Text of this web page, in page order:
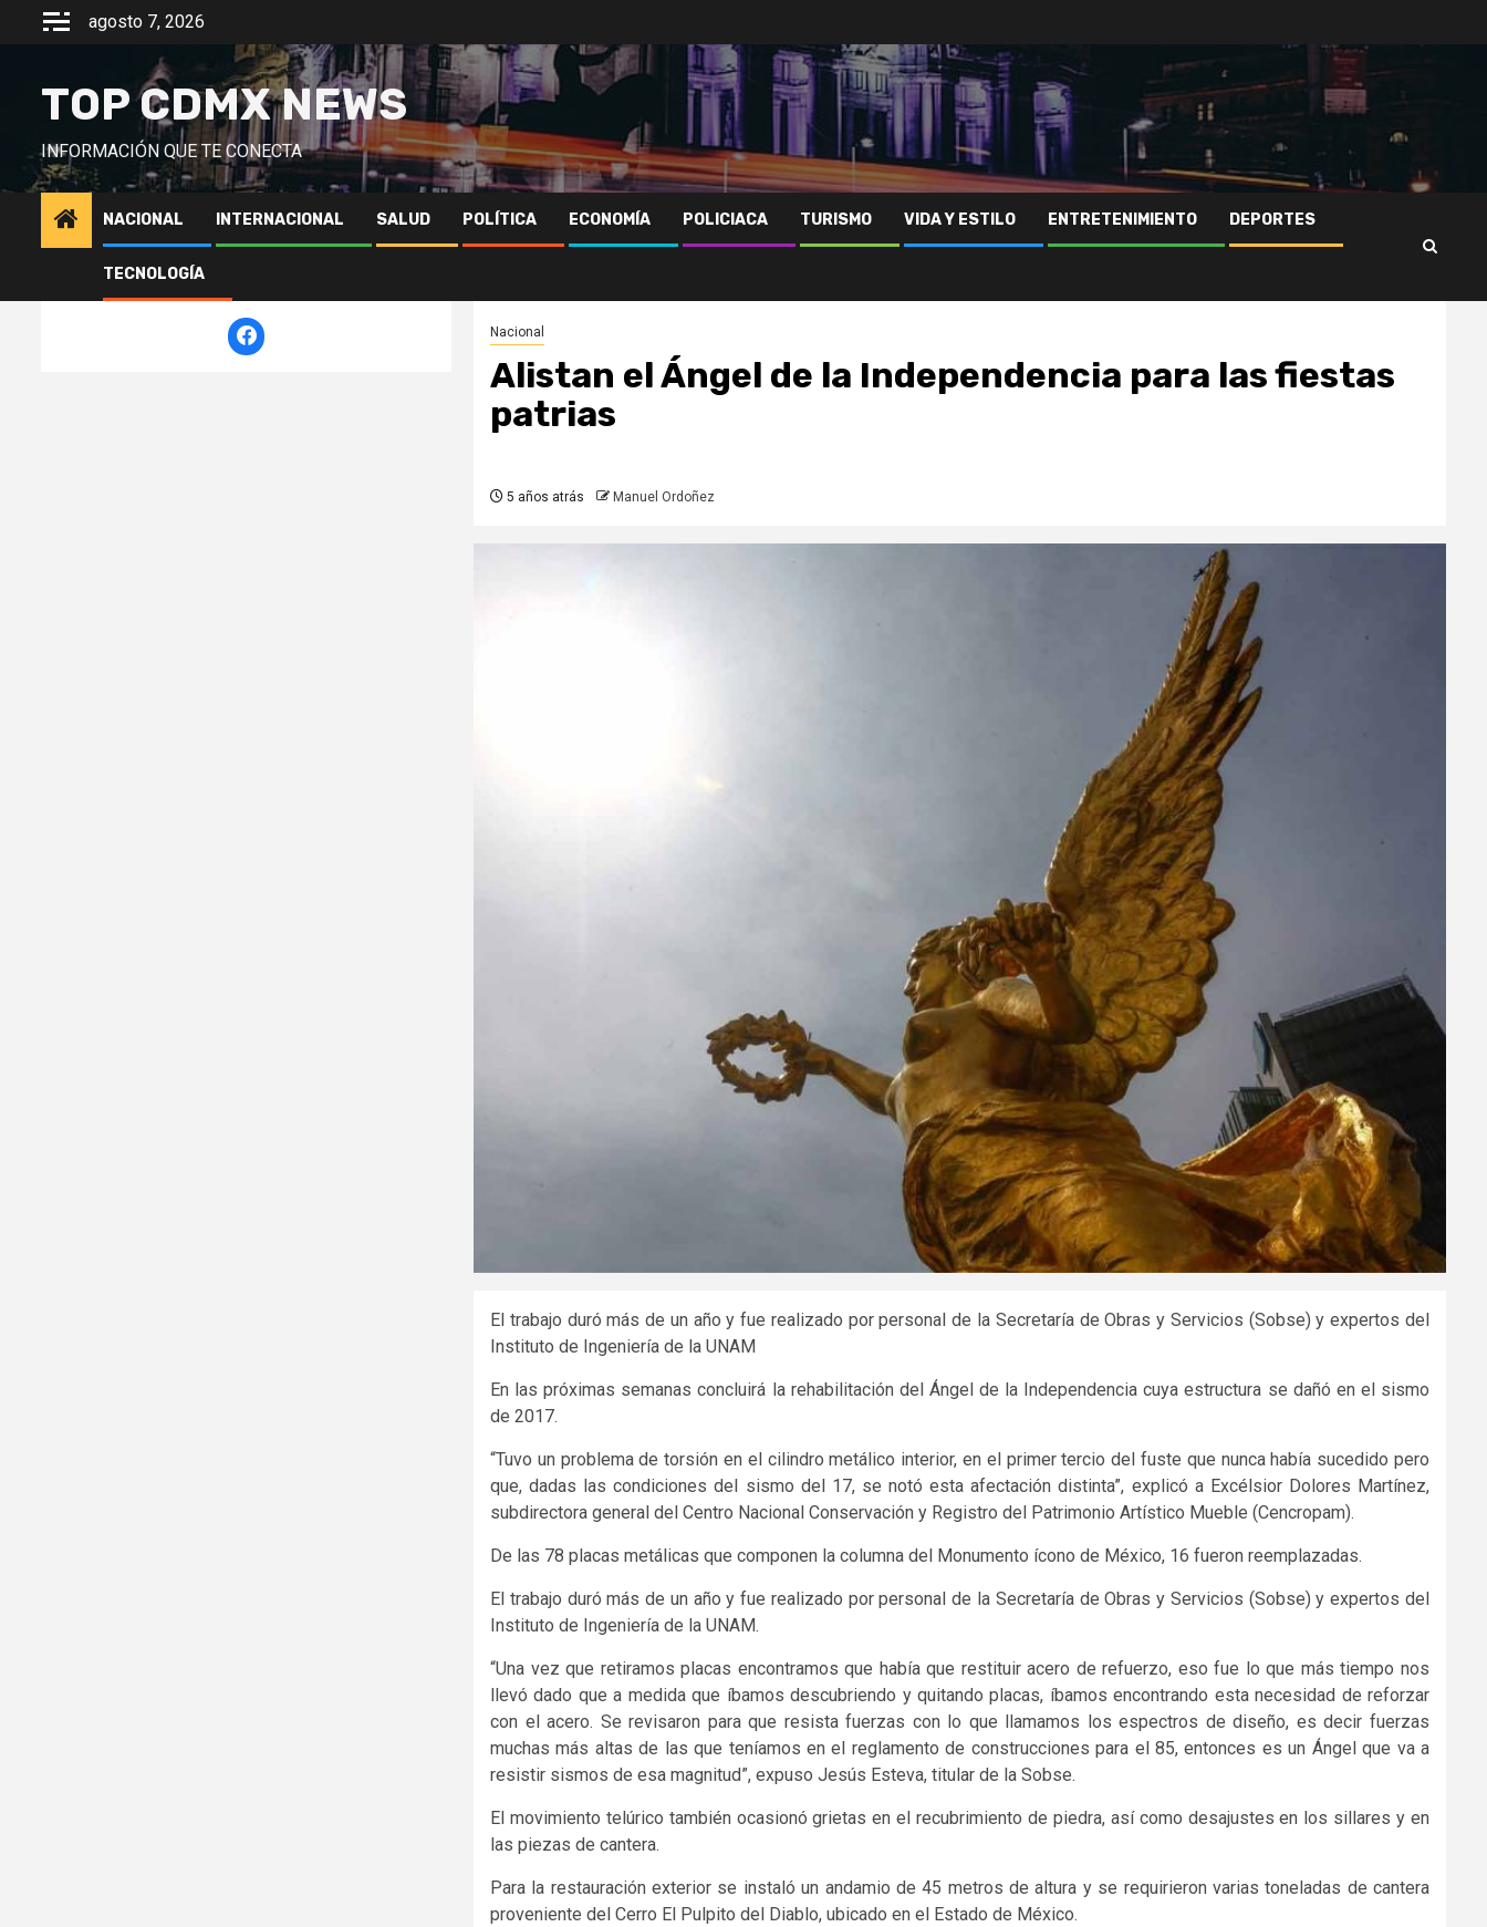
agosto 7, 2026
TOP CDMX NEWS
INFORMACIÓN QUE TE CONECTA
NACIONAL INTERNACIONAL SALUD POLÍTICA ECONOMÍA POLICIACA TURISMO VIDA Y ESTILO ENTRETENIMIENTO DEPORTES
TECNOLOGÍA
Nacional
Alistan el Ángel de la Independencia para las fiestas
patrias
5 años atrás Manuel Ordoñez
El trabajo duró más de un año y fue realizado por personal de la Secretaría de Obras y Servicios (Sobse) y expertos del
Instituto de Ingeniería de la UNAM
En las próximas semanas concluirá la rehabilitación del Ángel de la Independencia cuya estructura se dañó en el sismo
de 2017.
“Tuvo un problema de torsión en el cilindro metálico interior, en el primer tercio del fuste que nunca había sucedido pero
que, dadas las condiciones del sismo del 17, se notó esta afectación distinta”, explicó a Excélsior Dolores Martínez,
subdirectora general del Centro Nacional Conservación y Registro del Patrimonio Artístico Mueble (Cencropam).
De las 78 placas metálicas que componen la columna del Monumento ícono de México, 16 fueron reemplazadas.
El trabajo duró más de un año y fue realizado por personal de la Secretaría de Obras y Servicios (Sobse) y expertos del
Instituto de Ingeniería de la UNAM.
“Una vez que retiramos placas encontramos que había que restituir acero de refuerzo, eso fue lo que más tiempo nos
llevó dado que a medida que íbamos descubriendo y quitando placas, íbamos encontrando esta necesidad de reforzar
con el acero. Se revisaron para que resista fuerzas con lo que llamamos los espectros de diseño, es decir fuerzas
muchas más altas de las que teníamos en el reglamento de construcciones para el 85, entonces es un Ángel que va a
resistir sismos de esa magnitud”, expuso Jesús Esteva, titular de la Sobse.
El movimiento telúrico también ocasionó grietas en el recubrimiento de piedra, así como desajustes en los sillares y en
las piezas de cantera.
Para la restauración exterior se instaló un andamio de 45 metros de altura y se requirieron varias toneladas de cantera
proveniente del Cerro El Pulpito del Diablo, ubicado en el Estado de México.